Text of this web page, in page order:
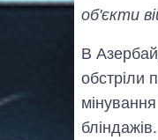
об'єкти
В
обстріли
бліндажів.